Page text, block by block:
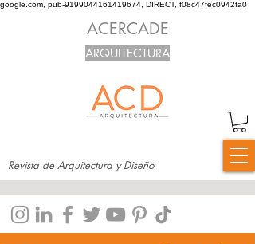
google.com, pub-9199044161419674, DIRECT, f08c47fec0942fa0
Revista de Arquitectura y Diseño
ACERCADE
ARQUITECTURA